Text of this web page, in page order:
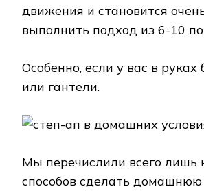
движения и становится
выполнить подход из 6-10
Особенно, если у вас в руках
или гантели.
Мы перечислили всего лишь
способов сделать домашнюю